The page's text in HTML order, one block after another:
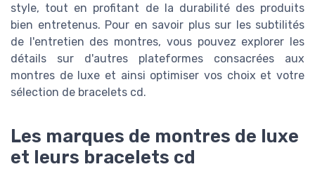
style, tout en profitant de la durabilité des produits
bien entretenus. Pour en savoir plus sur les subtilités
de l'entretien des montres, vous pouvez explorer les
détails sur d'autres plateformes consacrées aux
montres de luxe et ainsi optimiser vos choix et votre
sélection de bracelets cd.
Les marques de montres de luxe
et leurs bracelets cd